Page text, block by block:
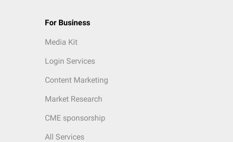
For Business
Media Kit
Login Services
Content Marketing
Market Research
CME sponsorship
All Services